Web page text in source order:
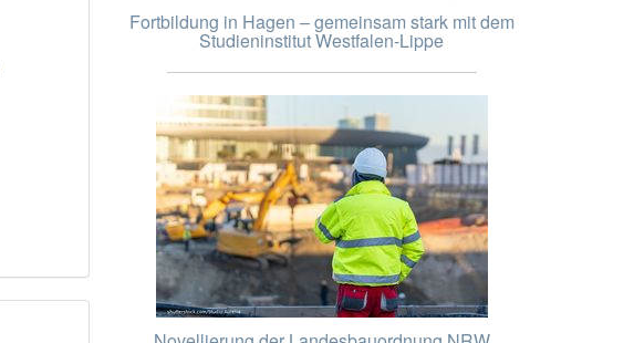
Fortbildung in Hagen – gemeinsam stark mit dem
Studieninstitut Westfalen-Lippe